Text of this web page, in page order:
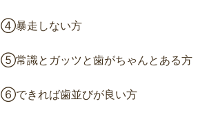
④暴走しない方
⑤常識とガッツと歯がちゃんとある方
⑥できれば歯並びが良い方